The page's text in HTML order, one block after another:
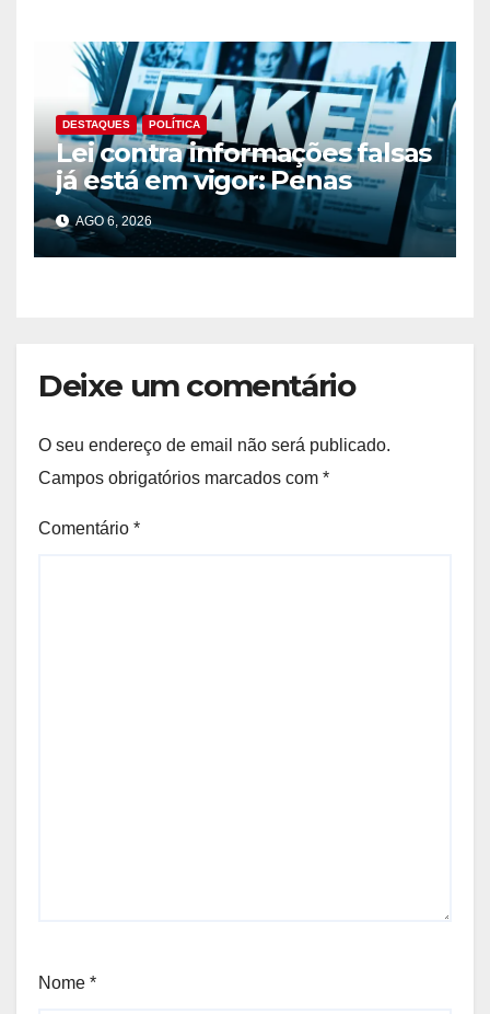
DESTAQUES POLÍTICA
Lei contra informações falsas
já está em vigor: Penas
podem chegar aos 10 anos
de prisão
AGO 6, 2026
Deixe um comentário
O seu endereço de email não será publicado.
Campos obrigatórios marcados com *
Comentário *
Nome *